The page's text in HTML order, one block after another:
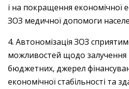
і на покращення економічної
ЗОЗ медичної допомоги
4. Автономізація ЗОЗ
можливостей щодо залучення
бюджетних, джерел
економічної стабільності та